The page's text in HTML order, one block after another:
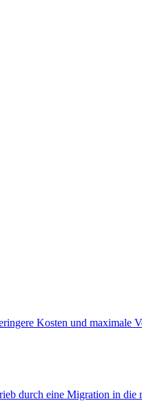
Kosten und maximale
durch eine Migration in die